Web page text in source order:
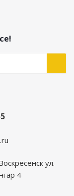
ул.
4